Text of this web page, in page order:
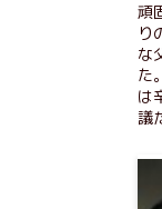
頑
り
な
た
は
議